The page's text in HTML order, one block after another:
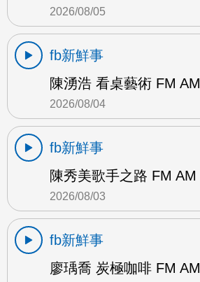
2026/08/05
fb新鮮事
陳湧浩 看桌藝術 FM AM
2026/08/04
fb新鮮事
陳秀美歌手之路 FM AM
2026/08/03
fb新鮮事
廖瑀喬 炭極咖啡 FM AM